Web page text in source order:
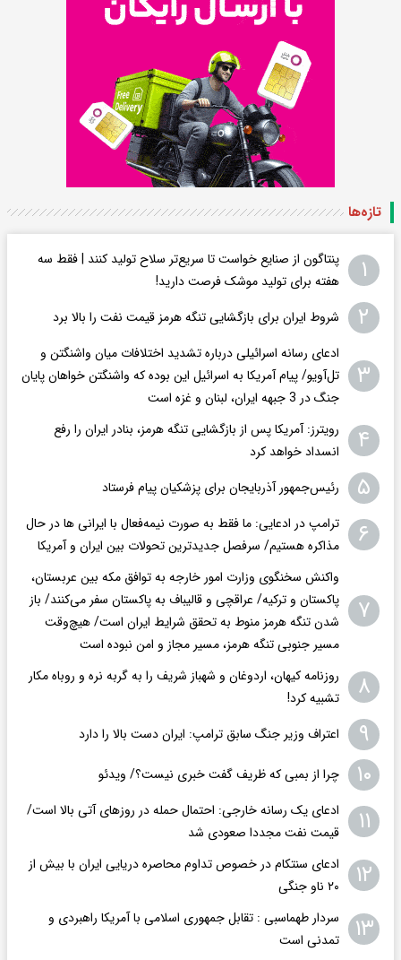
تازه‌ها
۱
پنتاگون از صنایع خواست تا سریع‌تر سلاح تولید کنند | فقط سه
هفته برای تولید موشک فرصت دارید!
۲ شروط ایران برای بازگشایی تنگه هرمز قیمت نفت را بالا برد
۳
ادعای رسانه اسرائیلی درباره تشدید اختلافات میان واشنگتن و
تل‌آویو/ پیام آمریکا به اسرائیل این بوده که واشنگتن خواهان پایان
جنگ در 3 جبهه ایران، لبنان و غزه است
۴
رویترز: آمریکا پس از بازگشایی تنگه هرمز، بنادر ایران را رفع
انسداد خواهد کرد
۵ رئیس‌جمهور آذربایجان برای پزشکیان پیام فرستاد
۶
ترامپ در ادعایی: ما فقط به‌ صورت نیمه‌فعال با ایرانی ها در حال
مذاکره هستیم/ سرفصل جدیدترین تحولات بین ایران و آمریکا
۷
واکنش سخنگوی وزارت امور خارجه به توافق مکه بین عربستان،
پاکستان و ترکیه/ عراقچی و قالیباف به پاکستان سفر می‌کنند/ باز
شدن تنگه هرمز منوط به تحقق شرایط ایران است/ هیچ‌وقت
مسیر جنوبی تنگه هرمز، مسیر مجاز و امن نبوده است
۸
روزنامه کیهان، اردوغان و شهباز شریف را به گربه نره و روباه مکار
تشبیه کرد!
۹ اعتراف وزیر جنگ سابق ترامپ: ایران دست بالا را دارد
۱۰ چرا از بمبی که ظریف گفت خبری نیست؟/ ویدئو
۱۱
ادعای یک رسانه خارجی: احتمال حمله در روزهای آتی بالا است/
قیمت نفت مجددا صعودی شد
۱۲
ادعای سنتکام در خصوص تداوم محاصره دریایی ایران با بیش از
۲۰ ناو جنگی
۱۳
سردار طهماسبی : تقابل جمهوری اسلامی با آمریکا راهبردی و
تمدنی است